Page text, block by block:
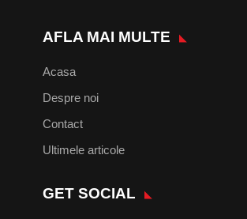
AFLA MAI MULTE
Acasa
Despre noi
Contact
Ultimele articole
GET SOCIAL